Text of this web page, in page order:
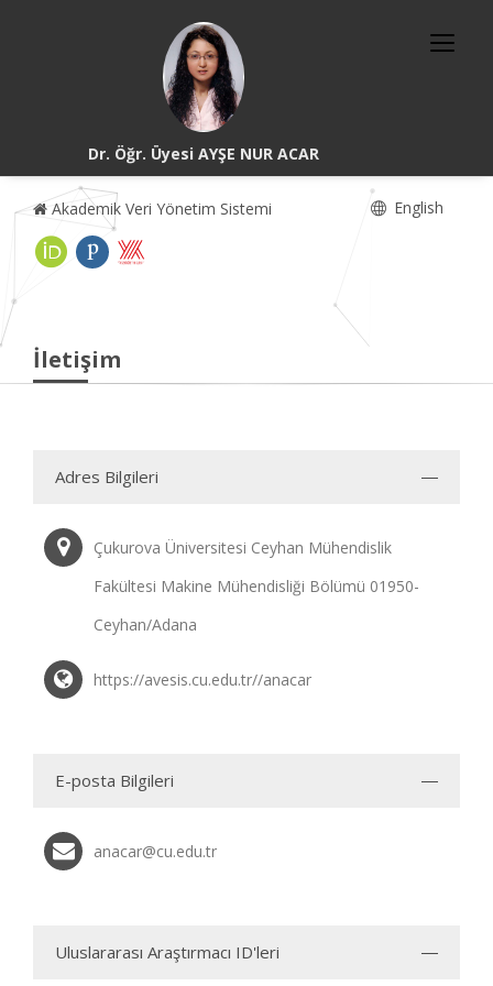
Dr. Öğr. Üyesi AYŞE NUR ACAR
Akademik Veri Yönetim Sistemi English
İletişim
Adres Bilgileri
Çukurova Üniversitesi Ceyhan Mühendislik
Fakültesi Makine Mühendisliği Bölümü 01950-
Ceyhan/Adana
https://avesis.cu.edu.tr//anacar
E-posta Bilgileri
anacar@cu.edu.tr
Uluslararası Araştırmacı ID'leri